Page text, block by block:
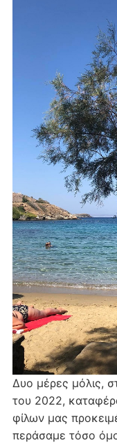
Δυο μέρες μόλις,
του 2022,
φίλων μας
περάσαμε τόσο